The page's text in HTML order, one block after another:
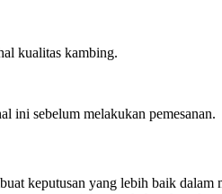
kualitas kambing.
ini sebelum melakukan pemesanan.
keputusan yang lebih baik